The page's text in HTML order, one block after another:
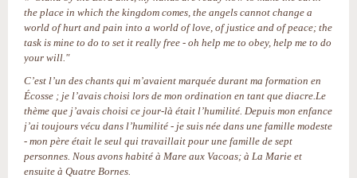
the place in which the kingdom comes, the angels cannot change a
world of hurt and pain into a world of love, of justice and of peace; the
task is mine to do to set it really free - oh help me to obey, help me to do
your will."
C’est l’un des chants qui m’avaient marquée durant ma formation en
Écosse ; je l’avais choisi lors de mon ordination en tant que diacre.Le
thème que j’avais choisi ce jour-là était l’humilité. Depuis mon enfance
j’ai toujours vécu dans l’humilité - je suis née dans une famille modeste
- mon père était le seul qui travaillait pour une famille de sept
personnes. Nous avons habité à Mare aux Vacoas; à La Marie et
ensuite à Quatre Bornes.